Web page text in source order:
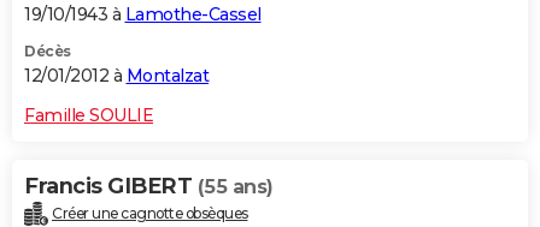
19/10/1943 à Lamothe-Cassel
Décès
12/01/2012 à Montalzat
Famille SOULIE
Francis GIBERT (55 ans)
Créer une cagnotte obsèques